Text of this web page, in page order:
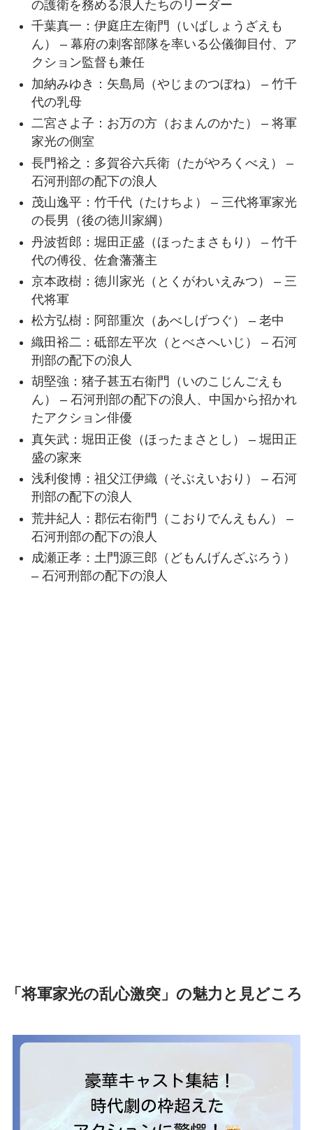
の護衛を務める浪人たちのリーダー
千葉真一：伊庭庄左衛門（いばしょうざえも
ん） – 幕府の刺客部隊を率いる公儀御目付、ア
クション監督も兼任
加納みゆき：矢島局（やじまのつぼね） – 竹千
代の乳母
二宮さよ子：お万の方（おまんのかた） – 将軍
家光の側室
長門裕之：多賀谷六兵衛（たがやろくべえ） –
石河刑部の配下の浪人
茂山逸平：竹千代（たけちよ） – 三代将軍家光
の長男（後の徳川家綱）
丹波哲郎：堀田正盛（ほったまさもり） – 竹千
代の傅役、佐倉藩藩主
京本政樹：徳川家光（とくがわいえみつ） – 三
代将軍
松方弘樹：阿部重次（あべしげつぐ） – 老中
織田裕二：砥部左平次（とべさへいじ） – 石河
刑部の配下の浪人
胡堅強：猪子甚五右衛門（いのこじんごえも
ん） – 石河刑部の配下の浪人、中国から招かれ
たアクション俳優
真矢武：堀田正俊（ほったまさとし） – 堀田正
盛の家来
浅利俊博：祖父江伊織（そぶえいおり） – 石河
刑部の配下の浪人
荒井紀人：郡伝右衛門（こおりでんえもん） –
石河刑部の配下の浪人
成瀬正孝：土門源三郎（どもんげんざぶろう）
– 石河刑部の配下の浪人
「将軍家光の乱心激突」の魅力と見どころ